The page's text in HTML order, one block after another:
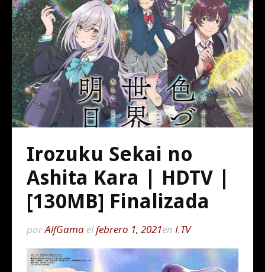
Irozuku Sekai no
Ashita Kara | HDTV |
[130MB] Finalizada
porAlfGama elfebrero 1, 2021en I,TV